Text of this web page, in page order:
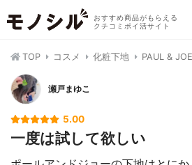
おすすめ商品がもらえる
クチコミポイ活サイト
TOP コスメ 化粧下地 PAUL &
瀬戸まゆこ
5.00
一度は試して欲しい